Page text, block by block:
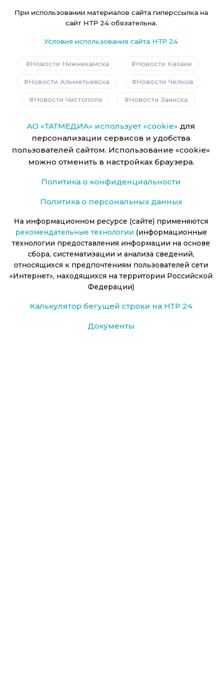
При использовании материалов сайта гиперссылка на
сайт НТР 24 обязательна.
Условия использования сайта НТР 24
Новости Нижнекамска Новости Казани
Новости Альметьевска Новости Челнов
Новости Чистополя Новости Заинска
АО «ТАТМЕДИА» использует «cookie» для
персонализации сервисов и удобства
пользователей сайтом. Использование «cookie»
можно отменить в настройках браузера.
Политика о конфиденциальности
Политика о персональных данных
На информационном ресурсе (сайте) применяются
рекомендательные технологии (информационные
технологии предоставления информации на основе
сбора, систематизации и анализа сведений,
относящихся к предпочтениям пользователей сети
«Интернет», находящихся на территории Российской
Федерации)
Калькулятор бегущей строки на НТР 24
Документы